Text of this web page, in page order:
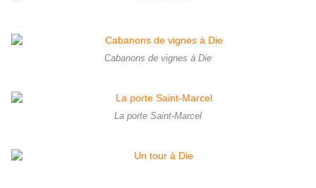
Cabanons de vignes à Die
La porte Saint-Marcel